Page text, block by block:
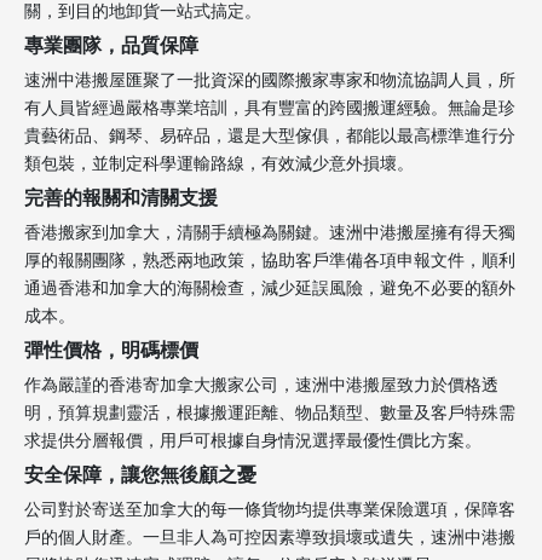
關，到目的地卸貨一站式搞定。
專業團隊，品質保障
速洲中港搬屋匯聚了一批資深的國際搬家專家和物流協調人員，所
有人員皆經過嚴格專業培訓，具有豐富的跨國搬運經驗。無論是珍
貴藝術品、鋼琴、易碎品，還是大型傢俱，都能以最高標準進行分
類包裝，並制定科學運輸路線，有效減少意外損壞。
完善的報關和清關支援
香港搬家到加拿大，清關手續極為關鍵。速洲中港搬屋擁有得天獨
厚的報關團隊，熟悉兩地政策，協助客戶準備各項申報文件，順利
通過香港和加拿大的海關檢查，減少延誤風險，避免不必要的額外
成本。
彈性價格，明碼標價
作為嚴謹的香港寄加拿大搬家公司，速洲中港搬屋致力於價格透
明，預算規劃靈活，根據搬運距離、物品類型、數量及客戶特殊需
求提供分層報價，用戶可根據自身情況選擇最優性價比方案。
安全保障，讓您無後顧之憂
公司對於寄送至加拿大的每一條貨物均提供專業保險選項，保障客
戶的個人財產。一旦非人為可控因素導致損壞或遺失，速洲中港搬